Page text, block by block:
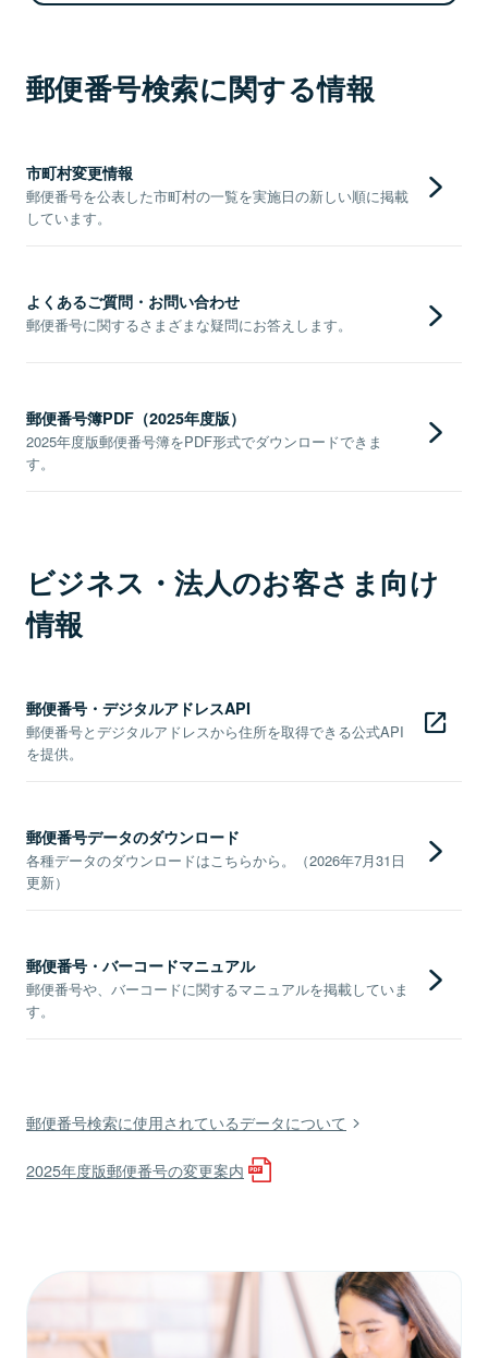
郵便番号検索に関する情報
市町村変更情報
郵便番号を公表した市町村の一覧を実施日の新しい順に掲載
しています。
よくあるご質問・お問い合わせ
郵便番号に関するさまざまな疑問にお答えします。
郵便番号簿PDF（2025年度版）
2025年度版郵便番号簿をPDF形式でダウンロードできま
す。
ビジネス・法人のお客さま向け
情報
郵便番号・デジタルアドレスAPI
郵便番号とデジタルアドレスから住所を取得できる公式API
を提供。
郵便番号データのダウンロード
各種データのダウンロードはこちらから。（2026年7月31日
更新）
郵便番号・バーコードマニュアル
郵便番号や、バーコードに関するマニュアルを掲載していま
す。
郵便番号検索に使用されているデータについて
2025年度版郵便番号の変更案内